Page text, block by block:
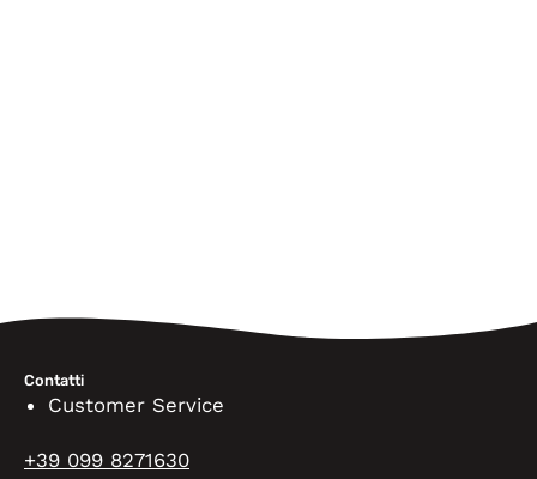
Contatti
Customer Service
+39 099 8271630